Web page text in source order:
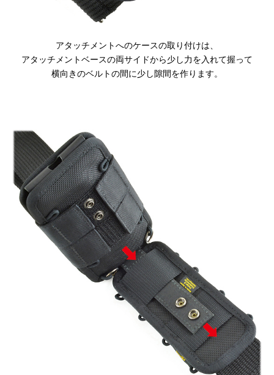
アタッチメントへのケースの取り付けは、
アタッチメントベースの両サイドから少し力を入れて握って
横向きのベルトの間に少し隙間を作ります。